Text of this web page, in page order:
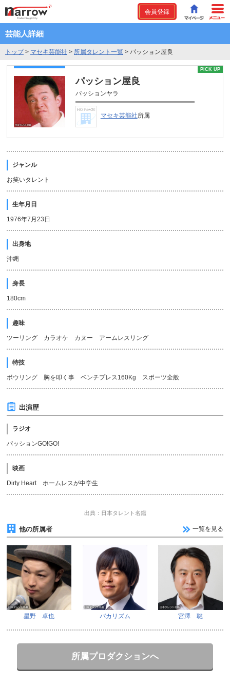
会員登録
芸能人詳細
トップ> マセキ芸能社 > 所属タレント一覧 > パッション屋良
PICK UP
パッション屋良
パッションヤラ
マセキ芸能社所属
ジャンル
お笑いタレント
生年月日
1976年7月23日
出身地
沖縄
身長
180cm
趣味
ツーリング カラオケ カヌー アームレスリング
特技
ボウリング 胸を叩く事 ベンチプレス160Kg スポーツ全般
出演歴
ラジオ
パッションGO!GO!
映画
Dirty Heart ホームレスが中学生
出典：日本タレント名鑑
他の所属者 一覧を見る
星野 卓也 バカリズム 宮澤 聡
所属プロダクションへ